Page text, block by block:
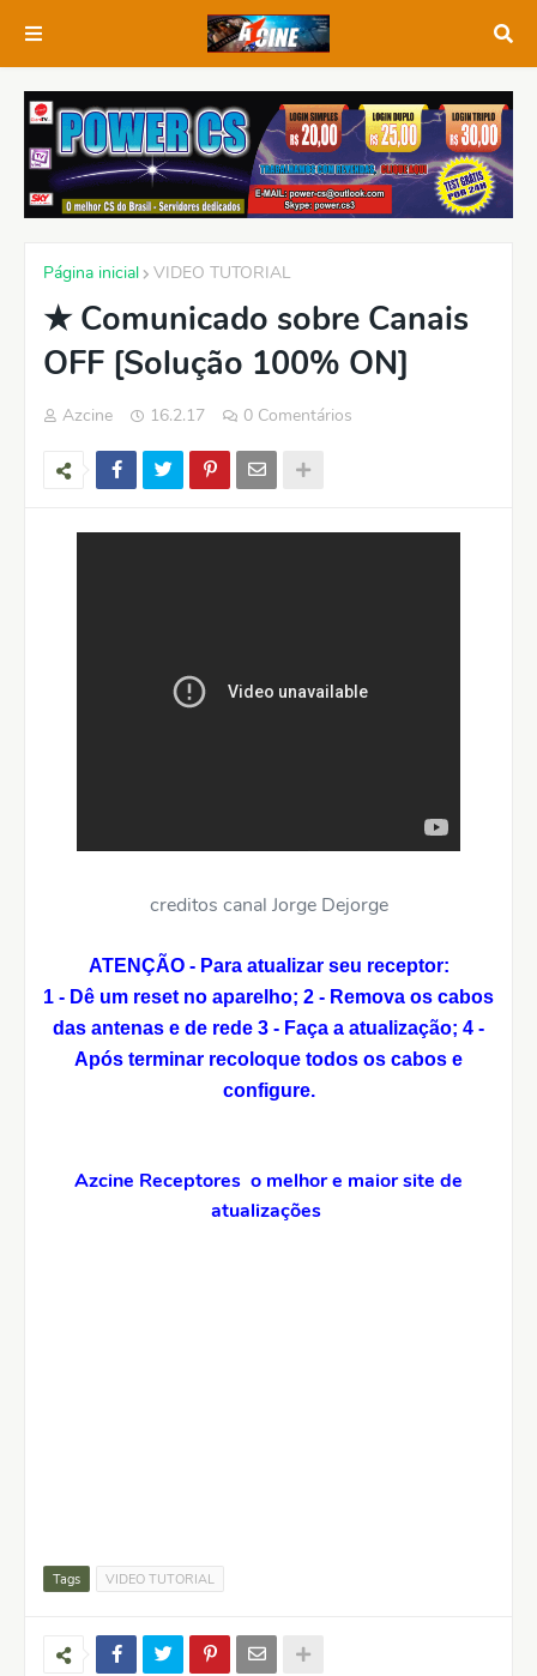
Página inicial VIDEO TUTORIAL
★ Comunicado sobre Canais
OFF [Solução 100% ON]
Azcine 16.2.17 0 Comentários
creditos canal Jorge Dejorge
ATENÇÃO - Para atualizar seu receptor:
1 - Dê um reset no aparelho; 2 - Remova os cabos
das antenas e de rede 3 - Faça a atualização; 4 -
Após terminar recoloque todos os cabos e
configure.
Azcine Receptores o melhor e maior site de
atualizações
Tags VIDEO TUTORIAL